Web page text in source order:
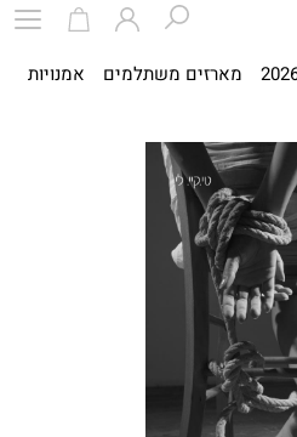
מארזים משתלמים אמנויות